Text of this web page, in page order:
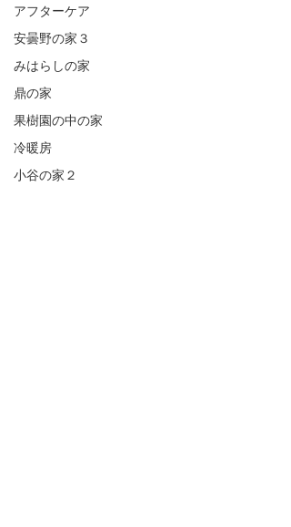
アフターケア
安曇野の家３
みはらしの家
鼎の家
果樹園の中の家
冷暖房
小谷の家２